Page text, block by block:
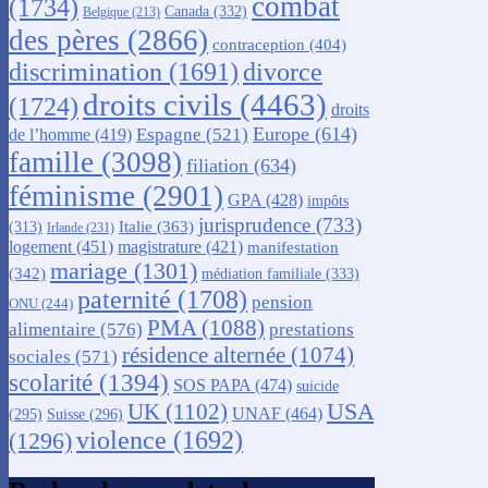
(1734) Belgique (213) Canada (332) combat
des pères (2866) contraception (404)
discrimination (1691) divorce
(1724) droits civils (4463) droits
de l’homme (419) Espagne (521) Europe (614)
famille (3098) filiation (634)
féminisme (2901) GPA (428) impôts
(313) Irlande (231) Italie (363) jurisprudence (733)
logement (451) magistrature (421) manifestation
(342) mariage (1301) médiation familiale (333)
ONU (244) paternité (1708) pension
alimentaire (576) PMA(1088) prestations
sociales (571) résidence alternée (1074)
scolarité (1394) SOS PAPA(474) suicide
(295) Suisse (296) UK (1102) UNAF (464) USA
(1296)violence (1692)